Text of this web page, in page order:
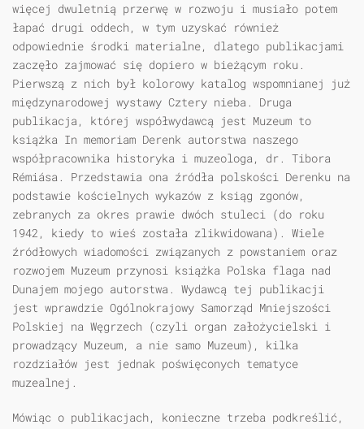
więcej dwuletnią przerwę w rozwoju i musiało potem
łapać drugi oddech, w tym uzyskać również
odpowiednie środki materialne, dlatego publikacjami
zaczęło zajmować się dopiero w bieżącym roku.
Pierwszą z nich był kolorowy katalog wspomnianej już
międzynarodowej wystawy Cztery nieba. Druga
publikacja, której współwydawcą jest Muzeum to
książka In memoriam Derenk autorstwa naszego
współpracownika historyka i muzeologa, dr. Tibora
Rémiása. Przedstawia ona źródła polskości Derenku na
podstawie kościelnych wykazów z ksiąg zgonów,
zebranych za okres prawie dwóch stuleci (do roku
1942, kiedy to wieś została zlikwidowana). Wiele
źródłowych wiadomości związanych z powstaniem oraz
rozwojem Muzeum przynosi książka Polska flaga nad
Dunajem mojego autorstwa. Wydawcą tej publikacji
jest wprawdzie Ogólnokrajowy Samorząd Mniejszości
Polskiej na Węgrzech (czyli organ założycielski i
prowadzący Muzeum, a nie samo Muzeum), kilka
rozdziałów jest jednak poświęconych tematyce
muzealnej.
Mówiąc o publikacjach, konieczne trzeba podkreślić,